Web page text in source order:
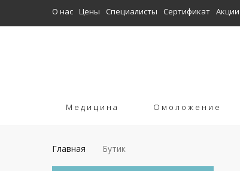
О нас Цены Специалисты Сертификат Акции
Медицина Омоложение
Главная Бутик